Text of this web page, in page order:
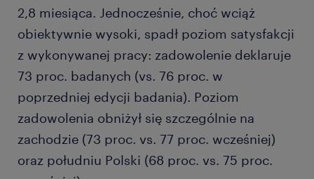
2,8 miesiąca. Jednocześnie, choć wciąż
obiektywnie wysoki, spadł poziom satysfakcji
z wykonywanej pracy: zadowolenie deklaruje
73 proc. badanych (vs. 76 proc. w
poprzedniej edycji badania). Poziom
zadowolenia obniżył się szczególnie na
zachodzie (73 proc. vs. 77 proc. wcześniej)
oraz południu Polski (68 proc. vs. 75 proc.